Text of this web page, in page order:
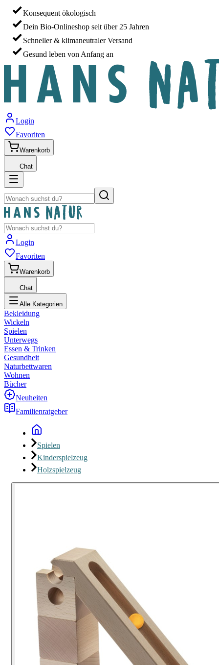
Konsequent ökologisch
Dein Bio-Onlineshop seit über 25 Jahren
Schneller & klimaneutraler Versand
Gesund leben von Anfang an
Login
Favoriten
Warenkorb
Chat
Login
Favoriten
Warenkorb
Chat
Alle Kategorien
Bekleidung
Wickeln
Spielen
Unterwegs
Essen & Trinken
Gesundheit
Naturbettwaren
Wohnen
Bücher
Neuheiten
Familienratgeber
Spielen
Kinderspielzeug
Holzspielzeug